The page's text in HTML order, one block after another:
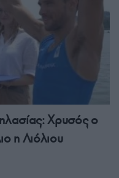
Χρυσός ο
η Λιόλιου